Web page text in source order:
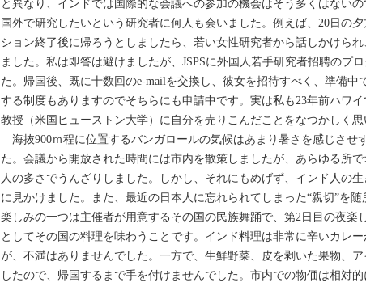
と異なり、インドでは国際的な会議への参加の機会はそう多くはない
国外で研究したいという研究者に何人も会いました。例えば、20日の
ション終了後に帰ろうとしましたら、若い女性研究者から話しかけら
ました。私は即答は避けましたが、JSPSに外国人若手研究者招聘のプ
た。帰国後、既に十数回のe-mailを交換し、彼女を招待すべく、準備
する制度もありますのでそちらにも申請中です。実は私も23年前ハワ
教授（米国ヒューストン大学）に自分を売りこんだことをなつかしく思
海抜900ｍ程に位置するバンガロールの気候はあまり暑さを感じさせ
た。会議から開放された時間には市内を散策しましたが、あらゆる所
人の多さでうんざりしました。しかし、それにもめげず、インド人の
に見かけました。また、最近の日本人に忘れられてしまった“親切”を
楽しみの一つは主催者が用意するその国の民族舞踊で、第2日目の夜楽
としてその国の料理を味わうことです。インド料理は非常に辛いカレ
が、不満はありませんでした。一方で、生鮮野菜、皮を剥いた果物、
したので、帰国するまで手を付けませんでした。市内での物価は相対